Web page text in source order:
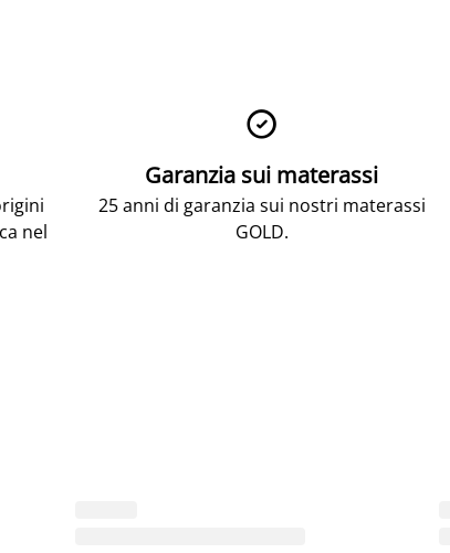
nel

Garanzia sui materassi
25 anni di garanzia sui nostri materassi
GOLD.